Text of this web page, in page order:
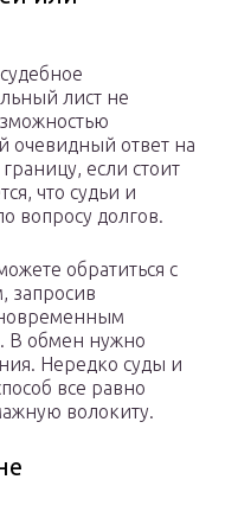
лист не
очевидный ответ на
если стоит
что судьи и
вопросу долгов.
обратиться с
запросив
В обмен нужно
Нередко суды и
все равно
волокиту.